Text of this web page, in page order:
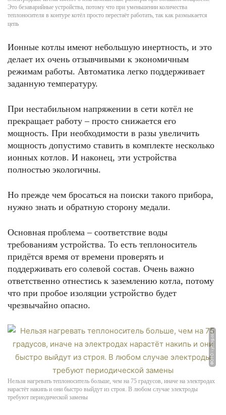
Это безаварийные устройства, потому что при уменьшении количества
теплоносителя в контуре котёл просто перестаёт работать, так как размыкается
цепь
Ионные котлы имеют небольшую инертность, и это
делает их очень отзывчивыми к экономичным
режимам работы. Автоматика легко поддерживает
заданную температуру.
При нестабильном напряжении в сети котёл не
прекращает работу – просто снижается его
мощность. При необходимости в разы увеличить
мощность допустимо ставить в комплекте несколько
ионных котлов. И наконец, эти устройства
полностью экологичны.
Но прежде чем бросаться на поиски такого прибора,
нужно знать и обратную сторону медали.
Основная проблема – соответствие воды
требованиям устройства. То есть теплоноситель
придётся время от времени проверять и
поддерживать его солевой состав. Очень важно
ответственно отнестись к заземлению котла, потому
что при пробое изоляции устройство будет
чрезвычайно опасно.
ФОТО: i.ytimg.com
Нельзя нагревать теплоноситель больше, чем на 75 градусов, иначе на электродах
нарастёт накипь и они быстро выйдут из строя. В любом случае электроды
требуют периодической замены